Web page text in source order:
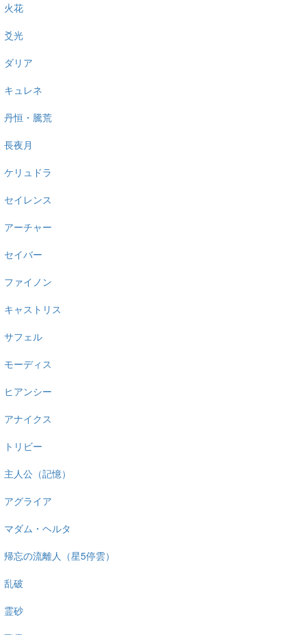
火花
爻光
ダリア
キュレネ
丹恒・騰荒
長夜月
ケリュドラ
セイレンス
アーチャー
セイバー
ファイノン
キャストリス
サフェル
モーディス
ヒアンシー
アナイクス
トリビー
主人公（記憶）
アグライア
マダム・ヘルタ
帰忘の流離人（星5停雲）
乱破
霊砂